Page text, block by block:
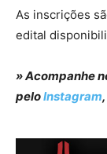
As inscrições
edital
» Acompanhe
peloInstagram,